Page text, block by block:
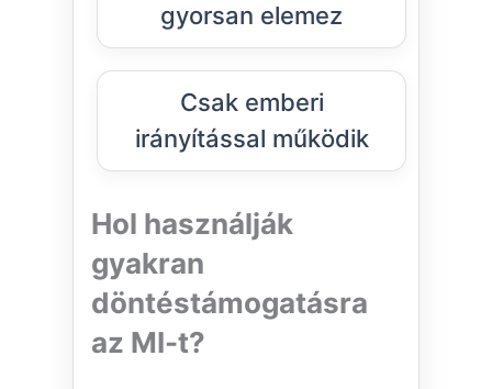
gyorsan elemez
Csak emberi
irányítással működik
Hol használják
gyakran
döntéstámogatásra
az MI-t?